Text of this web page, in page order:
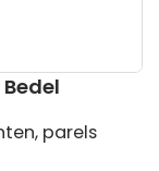
parels